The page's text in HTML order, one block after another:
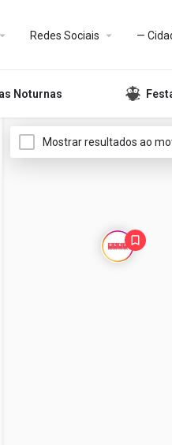
Redes Sociais —
Noturnas
Mostrar resultados ao